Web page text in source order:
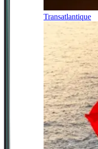
Transatlantique